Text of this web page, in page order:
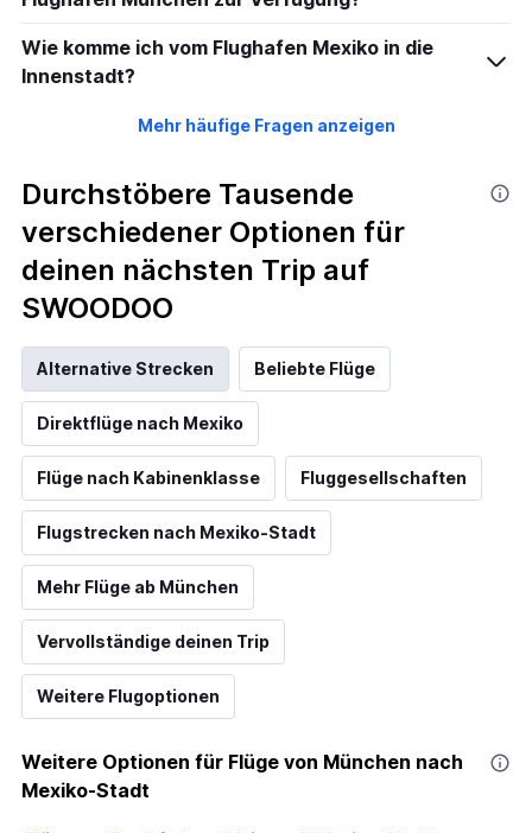
Wie komme ich vom Flughafen Mexiko in die
Innenstadt?
Mehr häufige Fragen anzeigen
Durchstöbere Tausende
verschiedener Optionen für
deinen nächsten Trip auf
SWOODOO
Alternative Strecken Beliebte Flüge
Direktflüge nach Mexiko
Flüge nach Kabinenklasse Fluggesellschaften
Flugstrecken nach Mexiko-Stadt
Mehr Flüge ab München
Vervollständige deinen Trip
Weitere Flugoptionen
Weitere Optionen für Flüge von München nach
Mexiko-Stadt